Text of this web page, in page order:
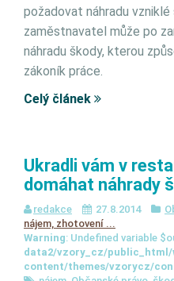
požadovat náhradu
zaměstnavatel může po
náhradu škody, kterou
zákoník práce.
Celý článek
Ukradli vám v
domáhat náhrady
redakce 27.8.2014
nájem, zhotovení ...
Warning: Undefined variable
data2/vzory_cz/public_html/
content/themes/vzorycz/